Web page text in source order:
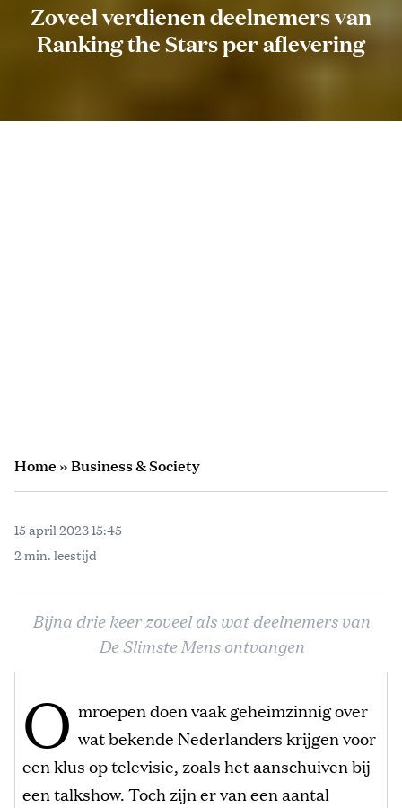
Zoveel verdienen deelnemers van
Ranking the Stars per aflevering
Home»Business & Society
15 april 2023 15:45
2 min. leestijd
Bijna drie keer zoveel als wat deelnemers van
De Slimste Mens ontvangen
O mroepen doen vaak geheimzinnig over
wat bekende Nederlanders krijgen voor
een klus op televisie, zoals het aanschuiven bij
een talkshow. Toch zijn er van een aantal